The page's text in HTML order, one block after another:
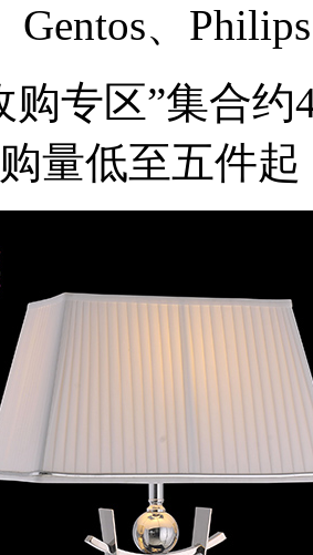
Gentos、
购专区”集合
量低至五件起